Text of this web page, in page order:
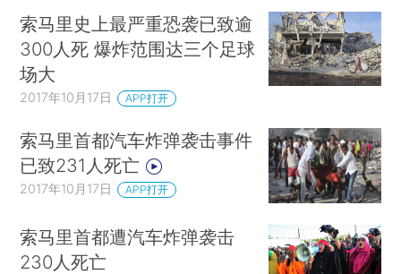
索马里史上最严重恐袭已致逾
300人死 爆炸范围达三个足球
场大
2017年10月17日 APP打开
索马里首都汽车炸弹袭击事件
已致231人死亡
2017年10月17日 APP打开
索马里首都遭汽车炸弹袭击
230人死亡